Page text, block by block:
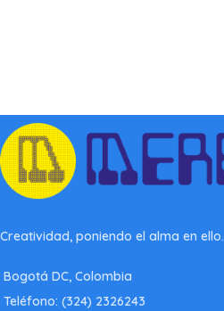
Creatividad, poniendo el alma en ello.
Bogotá DC, Colombia
Teléfono: (324) 2326243